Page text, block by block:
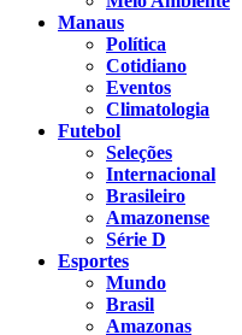
Manaus
Política
Cotidiano
Eventos
Climatologia
Futebol
Seleções
Internacional
Brasileiro
Amazonense
Série D
Esportes
Mundo
Brasil
Amazonas